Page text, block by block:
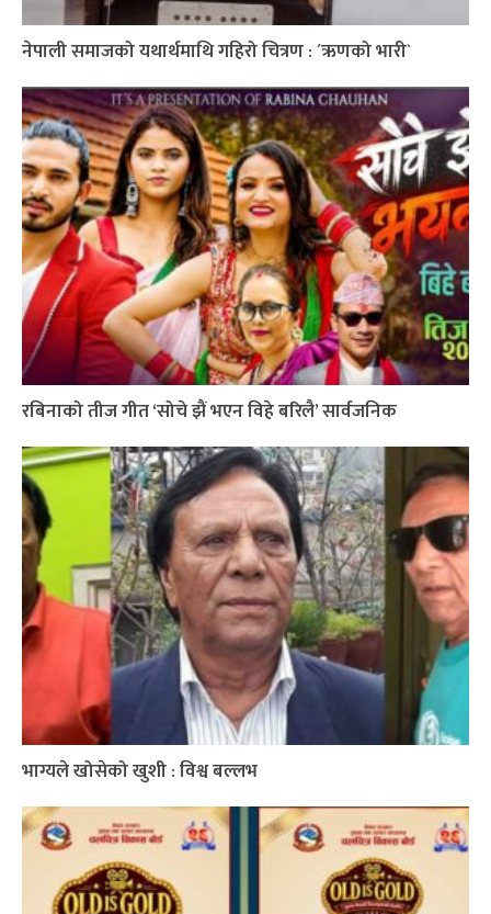
नेपाली समाजको यथार्थमाथि गहिरो चित्रण : ´ऋणको भारी`
रबिनाको तीज गीत ‘सोचे झैं भएन विहे बरिलै’ सार्वजनिक
भाग्यले खोसेको खुशी : विश्व बल्लभ